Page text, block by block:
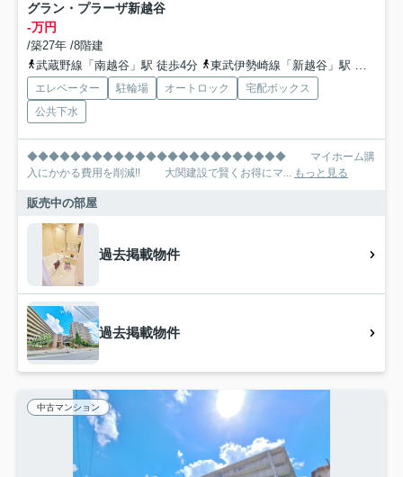
グラン・プラーザ新越谷
-万円
/築27年 /8階建
武蔵野線「南越谷」駅 徒歩4分
東武伊勢崎線「新越谷」駅 徒歩4分
エレベーター 駐輪場 オートロック
宅配ボックス
公共下水
◆◆◆◆◆◆◆◆◆◆◆◆◆◆◆◆◆◆◆◆◆◆◆◆ マイホーム購
入にかかる費用を削減!! 大関建設で賢くお得にマ... もっと見る
販売中の部屋
過去掲載物件
過去掲載物件
中古マンション